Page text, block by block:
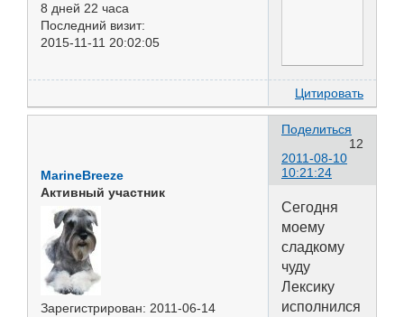
8 дней 22 часа
Последний визит:
2015-11-11 20:02:05
Цитировать
Поделиться
12
2011-08-10
10:21:24
MarineBreeze
Активный участник
Зарегистрирован: 2011-06-14
Сегодня
моему
сладкому
чуду
Лексику
исполнился